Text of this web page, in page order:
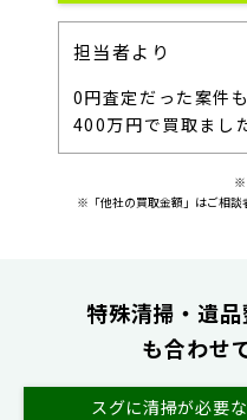
担当者より
0円査定だった案件
400万円で買取まし
※
※「他社の買取金額」はご相談
特殊清掃・遺
も合わせ
スグに清掃が必要